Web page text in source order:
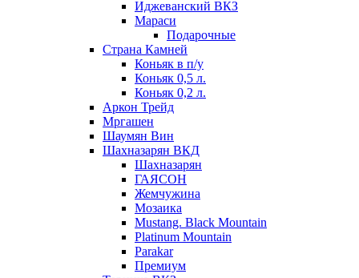
Иджеванский ВКЗ
Мараси
Подарочные
Страна Камней
Коньяк в п/у
Коньяк 0,5 л.
Коньяк 0,2 л.
Аркон Трейд
Мргашен
Шаумян Вин
Шахназарян ВКД
Шахназарян
ГАЯСОН
Жемчужина
Мозаика
Mustang. Black Mountain
Platinum Mountain
Parakar
Премиум